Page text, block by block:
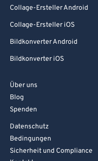
Collage-Ersteller Android
Collage-Ersteller iOS
Bildkonverter Android
Bildkonverter iOS
Über uns
Blog
Spenden
Datenschutz
Bedingungen
Sicherheit und Compliance